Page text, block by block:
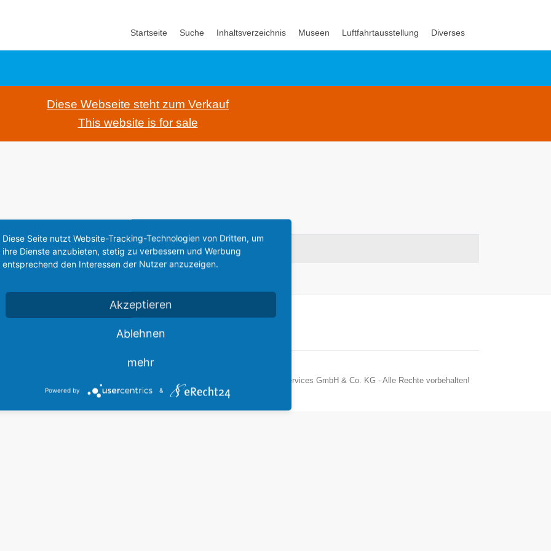
Startseite Suche Inhaltsverzeichnis Museen Luftfahrtausstellung Diverses
Diese Webseite steht zum Verkauf
This website is for sale
© Copyright Ashampoo Air & Car Services GmbH & Co. KG - Alle Rechte vorbehalten!
Diese Seite nutzt Website-Tracking-Technologien von Dritten, um
ihre Dienste anzubieten, stetig zu verbessern und Werbung
entsprechend den Interessen der Nutzer anzuzeigen.
Akzeptieren
Ablehnen
mehr
Powered by &